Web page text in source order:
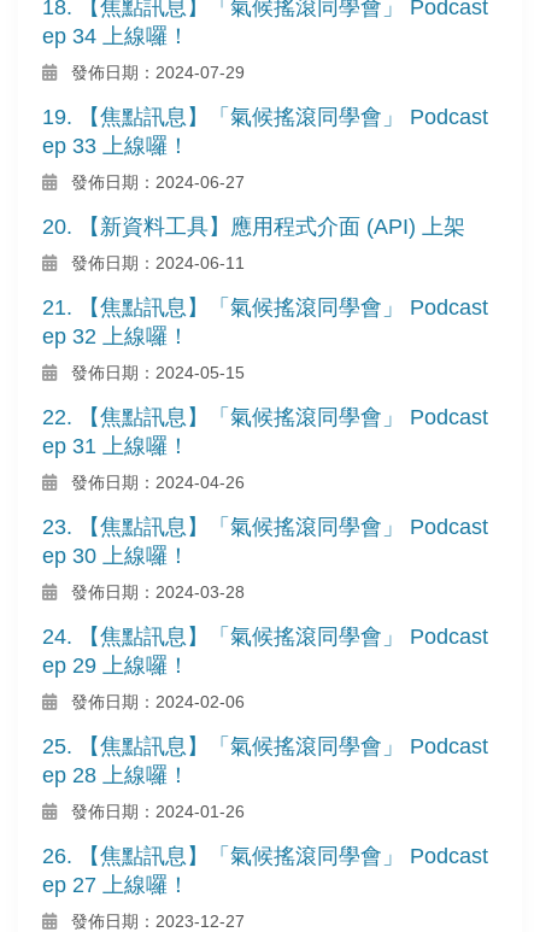
18. 【焦點訊息】「氣候搖滾同學會」 Podcast
ep 34 上線囉！
發佈日期：2024-07-29
19. 【焦點訊息】「氣候搖滾同學會」 Podcast
ep 33 上線囉！
發佈日期：2024-06-27
20. 【新資料工具】應用程式介面 (API) 上架
發佈日期：2024-06-11
21. 【焦點訊息】「氣候搖滾同學會」 Podcast
ep 32 上線囉！
發佈日期：2024-05-15
22. 【焦點訊息】「氣候搖滾同學會」 Podcast
ep 31 上線囉！
發佈日期：2024-04-26
23. 【焦點訊息】「氣候搖滾同學會」 Podcast
ep 30 上線囉！
發佈日期：2024-03-28
24. 【焦點訊息】「氣候搖滾同學會」 Podcast
ep 29 上線囉！
發佈日期：2024-02-06
25. 【焦點訊息】「氣候搖滾同學會」 Podcast
ep 28 上線囉！
發佈日期：2024-01-26
26. 【焦點訊息】「氣候搖滾同學會」 Podcast
ep 27 上線囉！
發佈日期：2023-12-27